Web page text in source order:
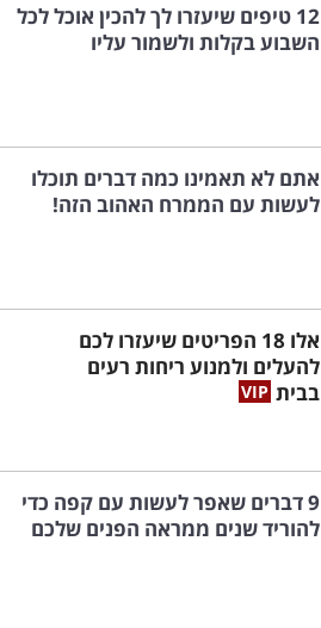
12 טיפים שיעזרו לך להכין אוכל לכל
השבוע בקלות ולשמור עליו
אתם לא תאמינו כמה דברים תוכלו
לעשות עם הממרח האהוב הזה!
אלו 18 הפריטים שיעזרו לכם
להעלים ולמנוע ריחות רעים
בבית
9 דברים שאפר לעשות עם קפה כדי
להוריד שנים ממראה הפנים שלכם